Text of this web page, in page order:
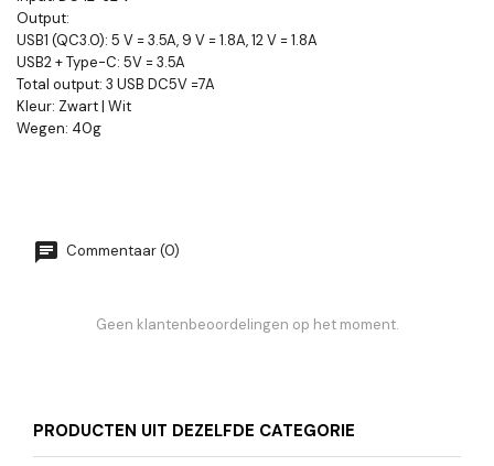
Output:
USB1 (QC3.0): 5 V = 3.5A, 9 V = 1.8A, 12 V = 1.8A
USB2 + Type-C: 5V = 3.5A
Total output: 3 USB DC5V =7A
Kleur: Zwart | Wit
Wegen: 40g
Commentaar (0)
Geen klantenbeoordelingen op het moment.
PRODUCTEN UIT DEZELFDE CATEGORIE